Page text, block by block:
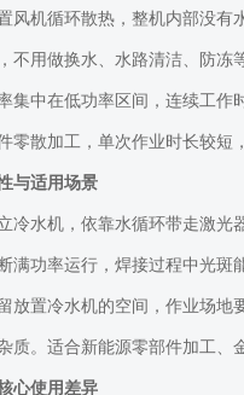
风机循环散热，整机内部没
不用做换水、水路清洁、防冻
集中在低功率区间，连续工
零散加工，单次作业时长较短
与适用场景
冷水机，依靠水循环带走激
满功率运行，焊接过程中光斑
放置冷水机的空间，作业场
质。适合新能源零部件加工、
心使用差异